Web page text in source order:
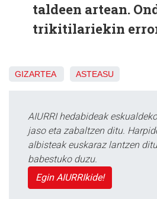
taldeen artean.
trikitilariekin
GIZARTEA ASTEASU
AIURRI hedabideak
jaso eta zabaltzen ditu.
albisteak euskaraz lantzen
babestuko duzu.
Egin AIURRIkide!